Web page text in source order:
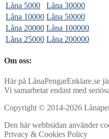
Låna 5000
Låna 30000
Låna 10000 Låna 50000
Låna 20000 Låna 100000
Låna 25000 Låna 200000
Om oss:
Här på LånaPengarEnklare.se
Vi samarbetar endast med
Copyright © 2014-2026
Den här webbsidan använder
Privacy & Cookies Policy